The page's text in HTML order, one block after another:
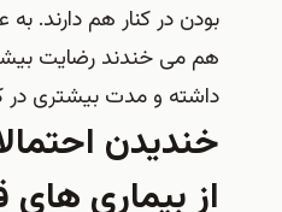
بودن در کنار هم دارند. به
هم می خندند رضایت
داشته و مدت بیشتری در
خندیدن
از بیماری